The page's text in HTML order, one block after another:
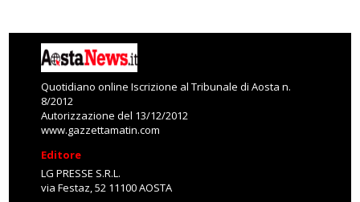
Quotidiano online Iscrizione al Tribunale di Aosta n.
8/2012
Autorizzazione del 13/12/2012
www.gazzettamatin.com
Editore
LG PRESSE S.R.L.
via Festaz, 52 11100 AOSTA